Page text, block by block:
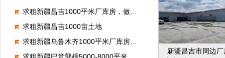
求租新疆昌吉1000平米厂库房，做充电站
求租新疆昌吉1000亩土地
求租新疆乌鲁木齐1000平米厂库房，做商超配送
求租新疆巴音郭楞5000-8000平米厂库房，做pvc管
地27000租赁，现
因本人要回内地
售，水电齐全，
格面议
新疆昌吉市周边